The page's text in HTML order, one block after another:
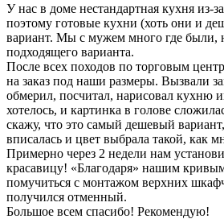
У нас в доме нестандартная кухня из-
поэтому готовые кухни (хоть они и
вариант. Мы с мужем много где были,
подходящего варианта.
После всех походов по торговым
на заказ под наши размеры. Вызвали
обмерил, посчитал, нарисовал кухню
хотелось, и картинка в голове
скажу, что это самый дешевый
вписалась и цвет выбрала такой, как
Примерно через 2 недели нам
красавицу! «Благодаря» нашим
помучиться с монтажом верхних
получился отменный.
Большое всем спасибо! Рекомендую!